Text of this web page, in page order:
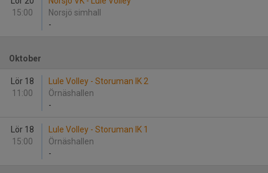
15:00
Norsjö simhall
-
Oktober
Lör 18
11:00
Lule Volley - Storuman IK 2
Örnäshallen
-
Lör 18
15:00
Lule Volley - Storuman IK 1
Örnäshallen
-